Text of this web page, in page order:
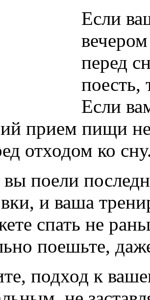
Если
вечером
перед
поесть,
Если
прием пищи
отходом ко
поели
и ваша
спать не
поешьте,
подход к